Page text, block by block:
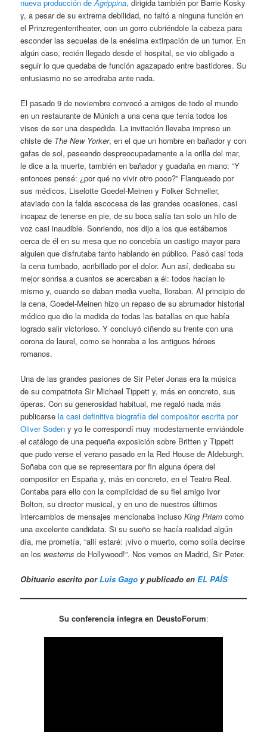
nueva producción deAgrippina, dirigida también por Barrie Kosky
y, a pesar de su extrema debilidad, no faltó a ninguna función en
el Prinzregententheater, con un gorro cubriéndole la cabeza para
esconder las secuelas de la enésima extirpación de un tumor. En
algún caso, recién llegado desde el hospital, se vio obligado a
seguir lo que quedaba de función agazapado entre bastidores. Su
entusiasmo no se arredraba ante nada.
El pasado 9 de noviembre convocó a amigos de todo el mundo
en un restaurante de Múnich a una cena que tenía todos los
visos de ser una despedida. La invitación llevaba impreso un
chiste de The New Yorker, en el que un hombre en bañador y con
gafas de sol, paseando despreocupadamente a la orilla del mar,
le dice a la muerte, también en bañador y guadaña en mano: “Y
entonces pensé: ¿por qué no vivir otro poco?” Flanqueado por
sus médicos, Liselotte Goedel-Meinen y Folker Schneller,
ataviado con la falda escocesa de las grandes ocasiones, casi
incapaz de tenerse en pie, de su boca salía tan solo un hilo de
voz casi inaudible. Sonriendo, nos dijo a los que estábamos
cerca de él en su mesa que no concebía un castigo mayor para
alguien que disfrutaba tanto hablando en público. Pasó casi toda
la cena tumbado, acribillado por el dolor. Aun así, dedicaba su
mejor sonrisa a cuantos se acercaban a él: todos hacían lo
mismo y, cuando se daban media vuelta, lloraban. Al principio de
la cena, Goedel-Meinen hizo un repaso de su abrumador historial
médico que dio la medida de todas las batallas en que había
logrado salir victorioso. Y concluyó ciñendo su frente con una
corona de laurel, como se honraba a los antiguos héroes
romanos.
Una de las grandes pasiones de Sir Peter Jonas era la música
de su compatriota Sir Michael Tippett y, más en concreto, sus
óperas. Con su generosidad habitual, me regaló nada más
publicarsela casi definitiva biografía del compositor escrita por
Oliver Soden y yo le correspondí muy modestamente enviándole
el catálogo de una pequeña exposición sobre Britten y Tippett
que pudo verse el verano pasado en la Red House de Aldeburgh.
Soñaba con que se representara por fin alguna ópera del
compositor en España y, más en concreto, en el Teatro Real.
Contaba para ello con la complicidad de su fiel amigo Ivor
Bolton, su director musical, y en uno de nuestros últimos
intercambios de mensajes mencionaba inclusoKing Priamcomo
una excelente candidata. Si su sueño se hacía realidad algún
día, me prometía, “allí estaré: ¡vivo o muerto, como solía decirse
en los westerns de Hollywood!”. Nos vemos en Madrid, Sir Peter.
Obituario escrito porLuis Gago y publicado enEL PAÍS
Su conferencia íntegra en DeustoForum: